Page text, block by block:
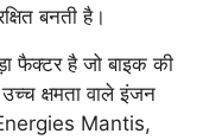
बनती है।
फैक्टर है जो बाइक की
क्षमता वाले इंजन
Mantis,